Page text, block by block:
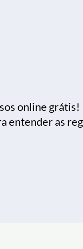
online grátis!
entender as